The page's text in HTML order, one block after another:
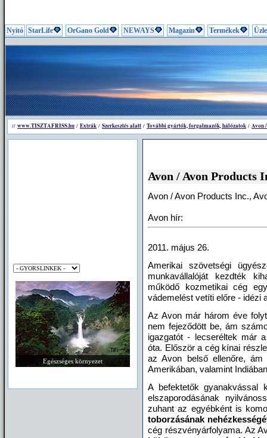
Nyitó StarLife OrGano Gold NEWAYS Magazin Termékek
// www.TISZTAFRISS.hu / Extrák / Szerkesztés alatt / További gyártók, forgalmazók, hálózatok / Avon
Egészséges környezet
Avon / Avon Products
Avon / Avon Products Inc.,
Avon hír:
2011. május 26.
Amerikai szövetségi
munkavállalóját kezdték
működő kozmetikai cég
vádemelést vetíti előre - idézi
Az Avon már három éve
nem fejeződött be, ám
igazgatót - lecseréltek már
óta. Először a cég kínai
az Avon belső ellenőre,
Amerikában, valamint
A befektetők
elszaporodásának
zuhant az egyébként is
toborzásának
cég részvényárfolyama. Az